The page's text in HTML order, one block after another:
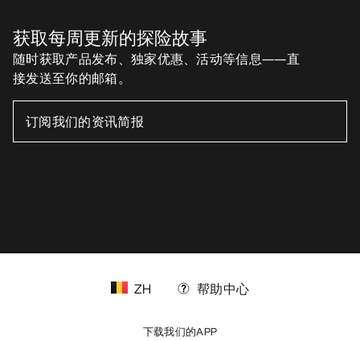
获取每周更新的探险故事
随时获取产品发布、独家优惠、活动等信息——直
接发送至你的邮箱。
ZH 帮助中心
下载我们的APP